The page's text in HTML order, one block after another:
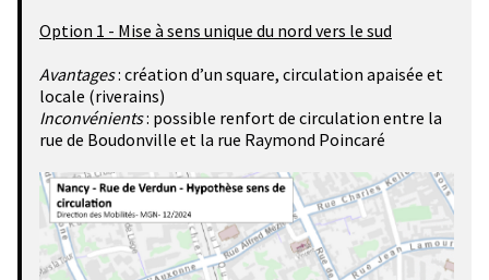
Option 1 - Mise à sens unique du nord vers le sud
Avantages: création d’un square, circulation apaisée et
locale (riverains)
Inconvénients: possible renfort de circulation entre la
rue de Boudonville et la rue Raymond Poincaré